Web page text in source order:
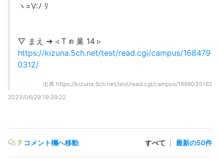
ヽ=V:ﾉ ﾘ
▽ まえ ➜ ◃ T ၈ 巢 14 ▹
https://kizuna.5ch.net/test/read.cgi/campus/168479
0312/
出典 https://kizuna.5ch.net/test/read.cgi/campus/1688035162
2023/06/29 19:39:22
7 コメント欄へ移動 すべて 最新の50件